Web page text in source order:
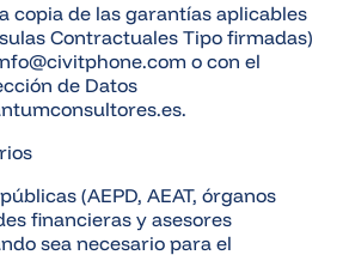
copia de las garantías aplicables
Contractuales Tipo firmadas)
o con el
de Datos
(AEPD, AEAT, órganos
financieras y asesores
sea necesario para el